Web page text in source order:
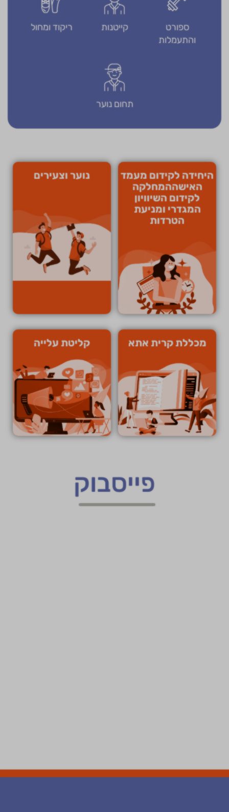
ספורט
והתעמלות
קייטנות ריקוד ומחול
תחום נוער
היחידה לקידום מעמד
האישההמחלקה
לקידום השיוויון
המגדרי ומניעת
הטרדות
נוער וצעירים
מכללת קרית אתא קליטת עלייה
פייסבוק